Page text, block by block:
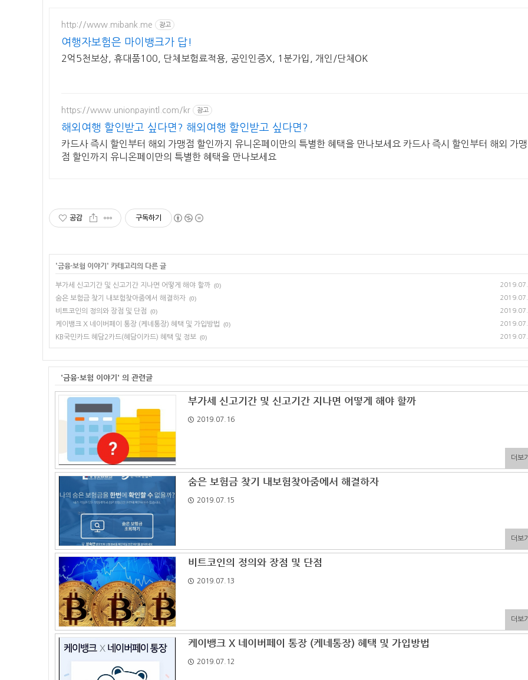
http://www.mibank.me 광고
여행자보험은 마이뱅크가 답!
2억5천보상, 휴대품100, 단체보험료적용, 공인인증X, 1분가입, 개인/단체OK
https://www.unionpayintl.com/kr 광고
해외여행 할인받고 싶다면? 해외여행 할인받고 싶다면?
카드사 즉시 할인부터 해외 가맹점 할인까지 유니온페이만의 특별한 혜택을 만나보세요 카드사 즉시 할인부터 해외 가맹
점 할인까지 유니온페이만의 특별한 혜택을 만나보세요
공감 구독하기
'금융·보험 이야기 ' 카테고리의 다른 글
부가세 신고기간 및 신고기간 지나면 어떻게 해야 할까 (0)
숨은 보험금 찾기 내보험찾아줌에서 해결하자 (0)
비트코인의 정의와 장점 및 단점 (0)
케이뱅크 X 네이버페이 통장 (케네통장) 혜택 및 가입방법 (0)
KB국민카드 혜담2카드(혜담이카드) 혜택 및 정보 (0)
'금융·보험 이야기' 의 관련글
부가세 신고기간 및 신고기간 지나면 어떻게 해야 할까
2019.07.16
더보
숨은 보험금 찾기 내보험찾아줌에서 해결하자
2019.07.15
더보
비트코인의 정의와 장점 및 단점
2019.07.13
더보
케이뱅크 X 네이버페이 통장 (케네통장) 혜택 및 가입방법
2019.07.12